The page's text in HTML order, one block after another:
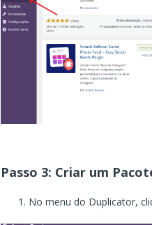
Passo 3: Criar um
No menu do Duplicator,